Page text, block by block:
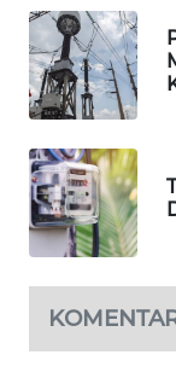
NEWS
METRO
JAKARTA
NEWS
KRT
NEWS
NEWS